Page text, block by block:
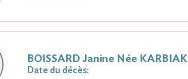
BOISSARD Janine Née KARBIAK
Date du décès: